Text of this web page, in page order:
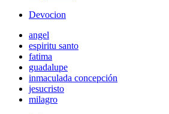
Devocion
angel
espiritu santo
fatima
guadalupe
inmaculada concepción
jesucristo
milagro